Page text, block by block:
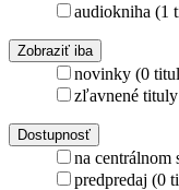
audiokniha (1
Zobraziť iba
novinky (0
zľavnené
Dostupnosť
na centrálnom
predpredaj (0